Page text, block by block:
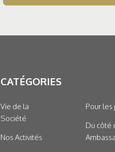
CATÉGORIES
Vie de la
Société
Nos Activités
Pour les
Du côté